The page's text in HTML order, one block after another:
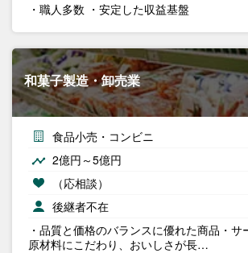
・職人多数 ・安定した収益基盤
和菓子製造・卸売業
食品小売・コンビニ
2億円～5億円
（応相談）
後継者不在
・品質と価格のバランスに優れた商品・サ
原材料にこだわり、おいしさが長…